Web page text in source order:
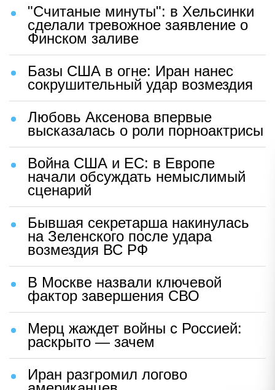
"Считаные минуты": в Хельсинки
сделали тревожное заявление о
Финском заливе
Базы США в огне: Иран нанес
сокрушительный удар возмездия
Любовь Аксенова впервые
высказалась о роли порноактрисы
Война США и ЕС: в Европе
начали обсуждать немыслимый
сценарий
Бывшая секретарша накинулась
на Зеленского после удара
возмездия ВС РФ
В Москве назвали ключевой
фактор завершения СВО
Мерц жаждет войны с Россией:
раскрыто — зачем
Иран разгромил логово